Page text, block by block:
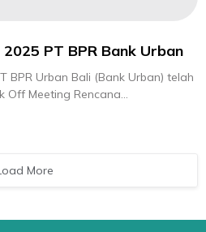
PT BPR Bank Urban
BPR Urban Bali (Bank Urban) telah
Off Meeting Rencana...
More